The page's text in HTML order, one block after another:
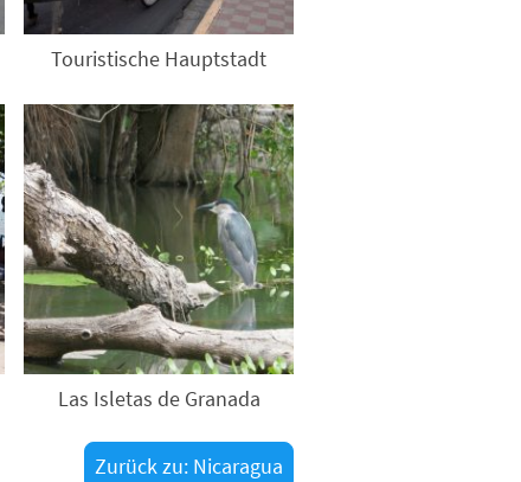
Touristische Hauptstadt
Las Isletas de Granada
Zurück zu: Nicaragua